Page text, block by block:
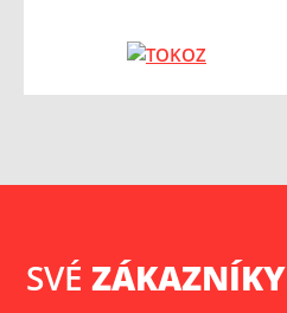
SVÉ ZÁKAZNÍKY